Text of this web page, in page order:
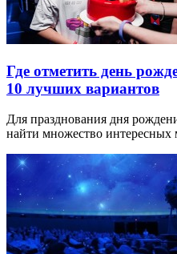
Где отметить день
10 лучших вариантов
Для празднования дня
найти множество